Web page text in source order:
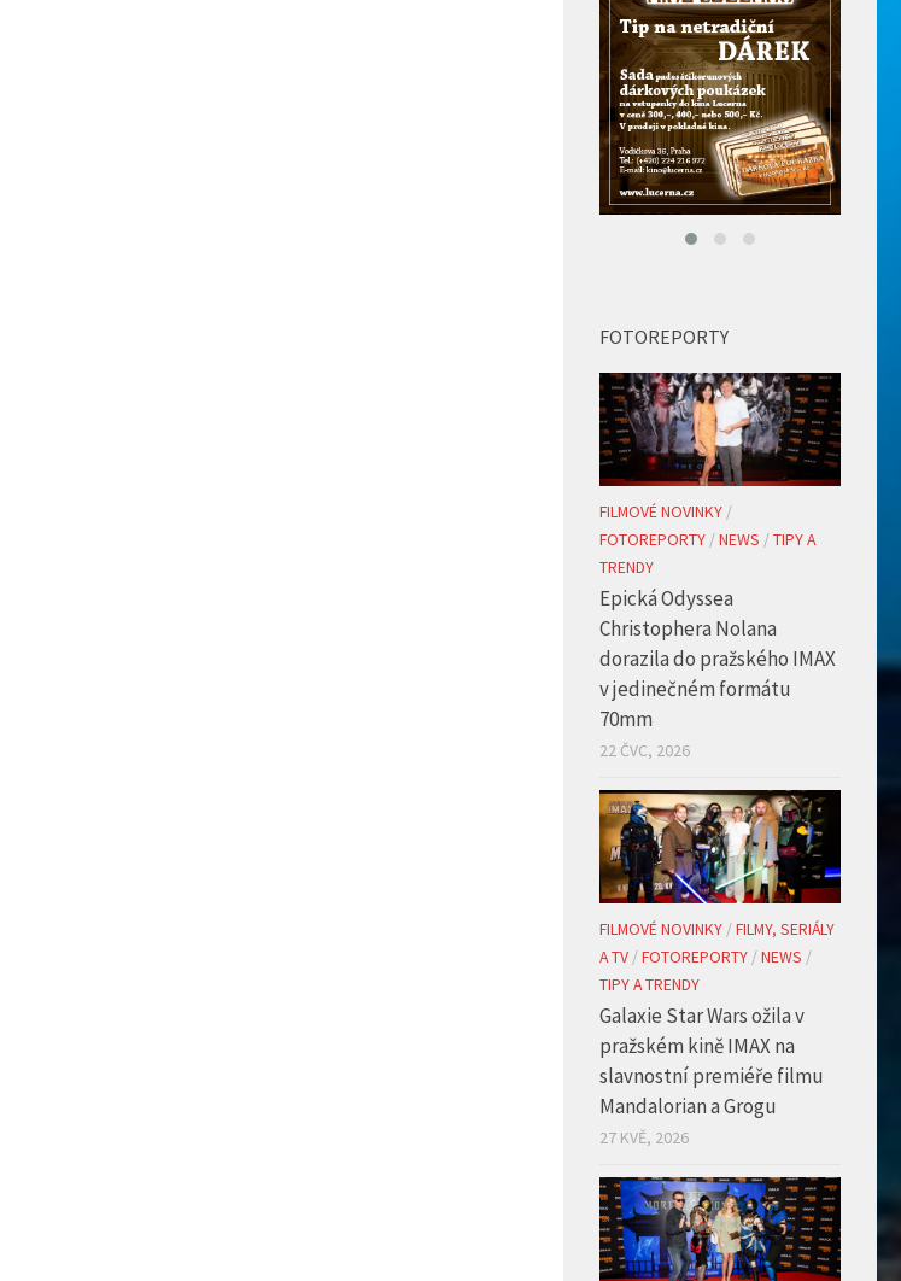
FILMOVÉ NOVINKY/
FOTOREPORTY
Epická Odyssea
Christophera Nolana
dorazila do pražského IMAX
v jedinečném formátu
70mm
22 ČVC, 2026
FILMOVÉ NOVINKY/FILMY, SERIÁLY
FOTOREPORTY
Galaxie Star Wars ožila v
pražském kině IMAX na
slavnostní premiéře filmu
Mandalorian a Grogu
27 KVĚ, 2026
FILMOVÉ NOVINKY/